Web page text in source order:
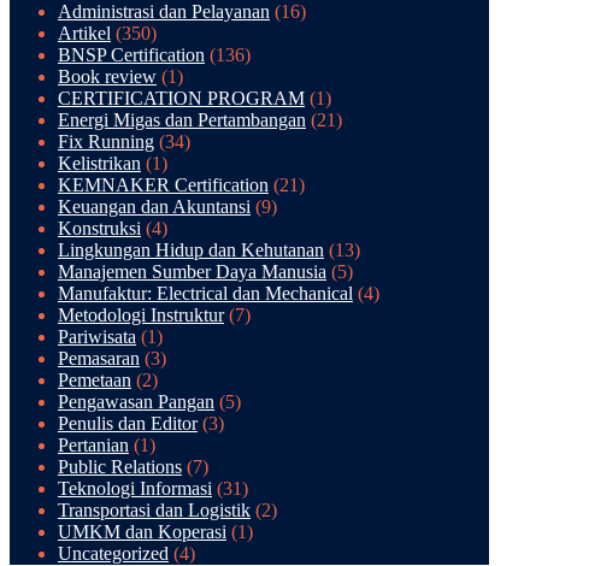
Administrasi dan Pelayanan (16)
Artikel (350)
BNSP Certification (136)
Book review (1)
CERTIFICATION PROGRAM (1)
Energi Migas dan Pertambangan (21)
Fix Running (34)
Kelistrikan (1)
KEMNAKER Certification (21)
Keuangan dan Akuntansi (9)
Konstruksi (4)
Lingkungan Hidup dan Kehutanan (13)
Manajemen Sumber Daya Manusia (5)
Manufaktur: Electrical dan Mechanical (4)
Metodologi Instruktur(7)
Pariwisata (1)
Pemasaran (3)
Pemetaan (2)
Pengawasan Pangan (5)
Penulis dan Editor(3)
Pertanian (1)
Public Relations (7)
Teknologi Informasi (31)
Transportasi dan Logistik (2)
UMKM dan Koperasi (1)
Uncategorized (4)